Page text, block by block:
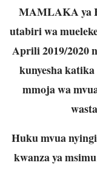
MAMLAKA ya
utabiri wa
Aprili 2019/2020
kunyesha
mmoja wa
Huku mvua
kwanza ya